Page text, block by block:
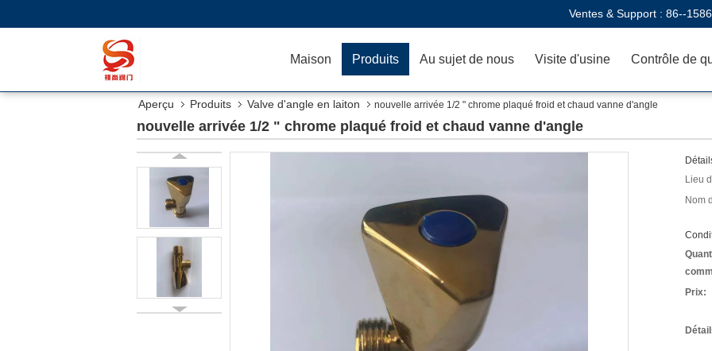
Ventes & Support : 86--
Maison Produits Au sujet de nous Visite d'usine Contrôle de
Aperçu Produits Valve d'angle en laiton nouvelle arrivée 1/2 " chrome plaqué froid et chaud vanne d'angle
nouvelle arrivée 1/2 " chrome plaqué froid et chaud vanne d'angle
Lieu
Nom
Prix: